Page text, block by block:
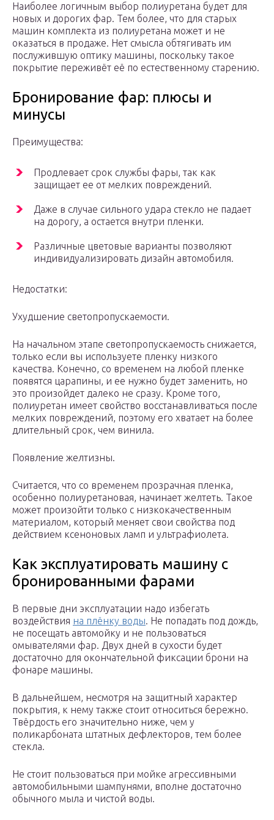
Наиболее логичным выбор полиуретана будет для
новых и дорогих фар. Тем более, что для старых
машин комплекта из полиуретана может и не
оказаться в продаже. Нет смысла обтягивать им
послужившую оптику машины, поскольку такое
покрытие переживёт её по естественному старению.
Бронирование фар: плюсы и
минусы
Преимущества:
Продлевает срок службы фары, так как
защищает ее от мелких повреждений.
Даже в случае сильного удара стекло не падает
на дорогу, а остается внутри пленки.
Различные цветовые варианты позволяют
индивидуализировать дизайн автомобиля.
Недостатки:
Ухудшение светопропускаемости.
На начальном этапе светопропускаемость снижается,
только если вы используете пленку низкого
качества. Конечно, со временем на любой пленке
появятся царапины, и ее нужно будет заменить, но
это произойдет далеко не сразу. Кроме того,
полиуретан имеет свойство восстанавливаться после
мелких повреждений, поэтому его хватает на более
длительный срок, чем винила.
Появление желтизны.
Считается, что со временем прозрачная пленка,
особенно полиуретановая, начинает желтеть. Такое
может произойти только с низкокачественным
материалом, который меняет свои свойства под
действием ксеноновых ламп и ультрафиолета.
Как эксплуатировать машину с
бронированными фарами
В первые дни эксплуатации надо избегать
воздействия на плёнку воды. Не попадать под дождь,
не посещать автомойку и не пользоваться
омывателями фар. Двух дней в сухости будет
достаточно для окончательной фиксации брони на
фонаре машины.
В дальнейшем, несмотря на защитный характер
покрытия, к нему также стоит относиться бережно.
Твёрдость его значительно ниже, чем у
поликарбоната штатных дефлекторов, тем более
стекла.
Не стоит пользоваться при мойке агрессивными
автомобильными шампунями, вполне достаточно
обычного мыла и чистой воды.